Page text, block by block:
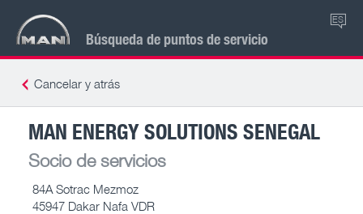
Búsqueda de puntos de servicio
ES
Cancelar y atrás
MAN ENERGY SOLUTIONS SENEGAL
Socio de servicios
84A Sotrac Mezmoz
45947 Dakar Nafa VDR